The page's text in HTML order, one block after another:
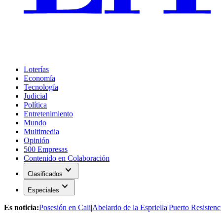
Loterías
Economía
Tecnología
Judicial
Política
Entretenimiento
Mundo
Multimedia
Opinión
500 Empresas
Contenido en Colaboración
Clasificados expand_more
Especiales expand_more
Es noticia:Posesión en Cali|Abelardo de la Espriella|Puerto